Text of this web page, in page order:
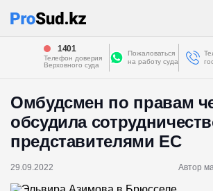
1401
Телефон доверия
Верховного суда
Пожаловаться
на работу суда
Омбудсмен по правам
обсудила
представителями ЕС
29.09.2022 Автор